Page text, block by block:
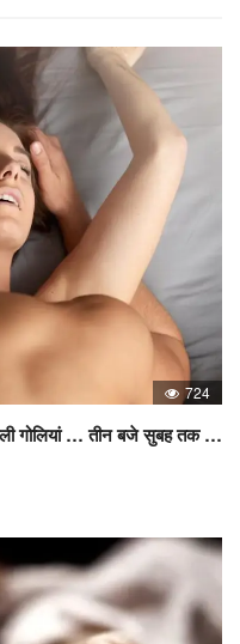
724
गोलियां … तीन बजे सुबह तक …